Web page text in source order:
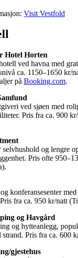
Visit Vestfold
Hotel Horten
ved havna med
ca. 1150–1650 kr/
på Booking.com.
ved sjøen med
Pris fra ca. 900
og lengre
Pris ofte
konferansesenter
fra ca. 950 kr/natt
og Havgård
og hytteanlegg,
Pris fra ca. 600
gjestehus